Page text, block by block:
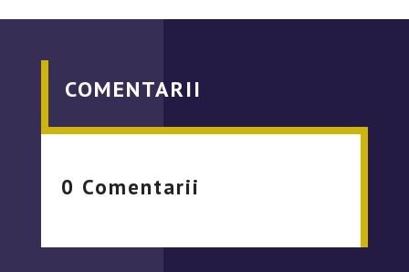
COMENTARII
0 Comentarii